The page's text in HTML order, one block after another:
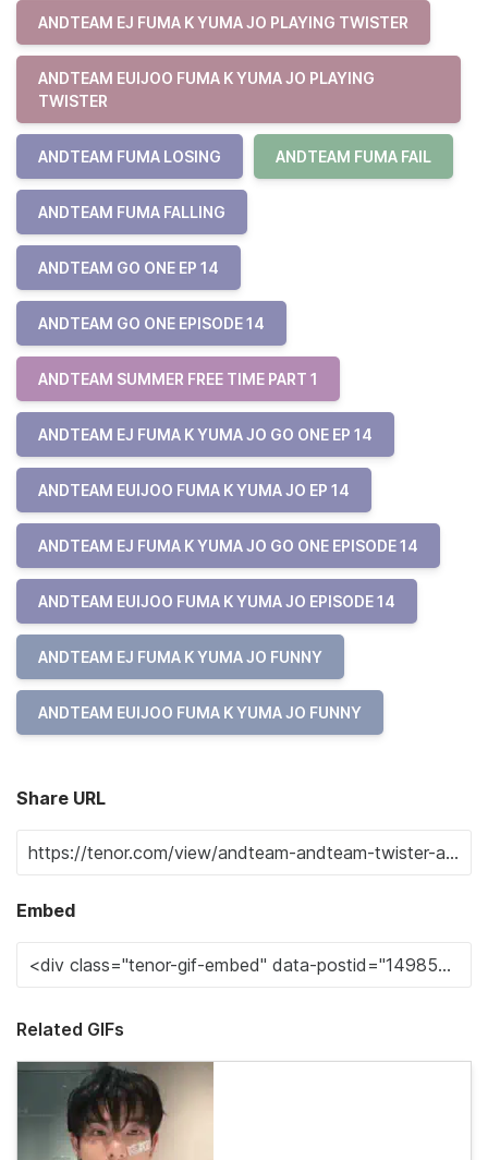
ANDTEAM EJ FUMA K YUMA JO PLAYING TWISTER
ANDTEAM EUIJOO FUMA K YUMA JO PLAYING
TWISTER
ANDTEAM FUMA LOSING ANDTEAM FUMA FAIL
ANDTEAM FUMA FALLING
ANDTEAM GO ONE EP 14
ANDTEAM GO ONE EPISODE 14
ANDTEAM SUMMER FREE TIME PART 1
ANDTEAM EJ FUMA K YUMA JO GO ONE EP 14
ANDTEAM EUIJOO FUMA K YUMA JO EP 14
ANDTEAM EJ FUMA K YUMA JO GO ONE EPISODE 14
ANDTEAM EUIJOO FUMA K YUMA JO EPISODE 14
ANDTEAM EJ FUMA K YUMA JO FUNNY
ANDTEAM EUIJOO FUMA K YUMA JO FUNNY
Share URL
Embed
Related GIFs